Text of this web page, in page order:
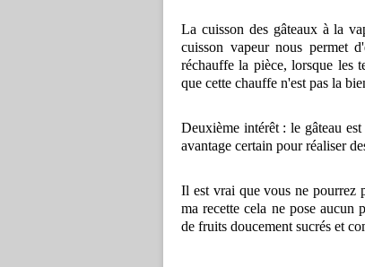
La cuisson des gâteaux à la
cuisson vapeur nous permet
réchauffe la pièce, lorsque les
que cette chauffe n'est pas la
Deuxième intérêt : le gâteau
avantage certain pour réaliser
Il est vrai que vous ne pourrez
ma recette cela ne pose aucun
de fruits doucement sucrés et